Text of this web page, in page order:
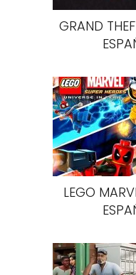
GRAND
LEGO